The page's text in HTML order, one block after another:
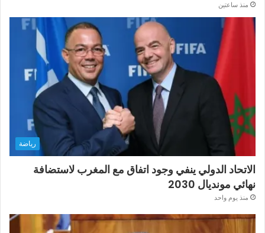
منذ ساعتين
رياضة
الاتحاد الدولي ينفي وجود اتفاق مع المغرب لاستضافة
نهائي مونديال 2030
منذ يوم واحد